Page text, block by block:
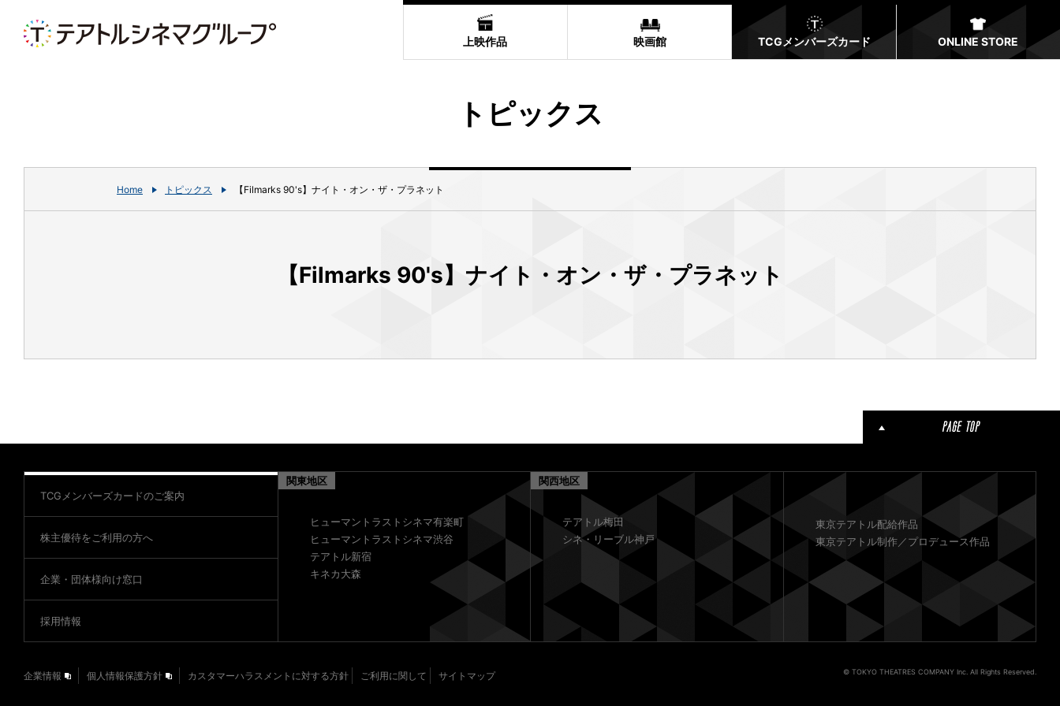
上映作品 映画館 TCGメンバーズカード ONLINE STORE
トピックス
Home トピックス 【Filmarks 90's】ナイト・オン・ザ・プラネット
【Filmarks 90's】ナイト・オン・ザ・プラネット
TCGメンバーズカードのご案内
株主優待をご利用の方へ
企業・団体様向け窓口
採用情報
関東地区
ヒューマントラストシネマ有楽町
ヒューマントラストシネマ渋谷
テアトル新宿
キネカ大森
関西地区
テアトル梅田
シネ・リーブル神戸
東京テアトル配給作品
東京テアトル制作／プロデュース作品
企業情報 個人情報保護方針 カスタマーハラスメントに対する方針 ご利用に関して サイトマップ © TOKYO THEATRES COMPANY Inc. All Rights Reserved.